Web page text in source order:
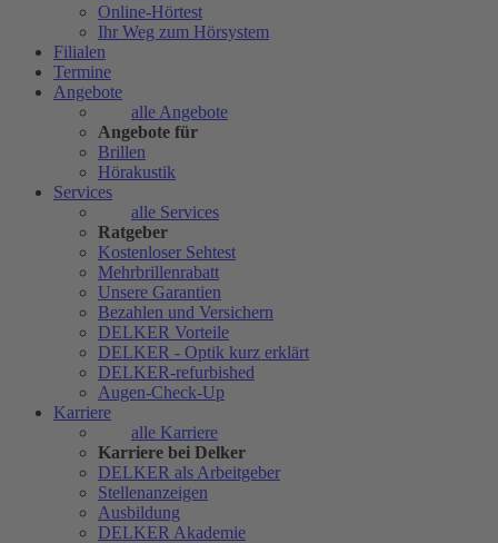
Online-Hörtest
Ihr Weg zum Hörsystem
Filialen
Termine
Angebote
alle Angebote
Angebote für
Brillen
Hörakustik
Services
alle Services
Ratgeber
Kostenloser Sehtest
Mehrbrillenrabatt
Unsere Garantien
Bezahlen und Versichern
DELKER Vorteile
DELKER - Optik kurz erklärt
DELKER-refurbished
Augen-Check-Up
Karriere
alle Karriere
Karriere bei Delker
DELKER als Arbeitgeber
Stellenanzeigen
Ausbildung
DELKER Akademie